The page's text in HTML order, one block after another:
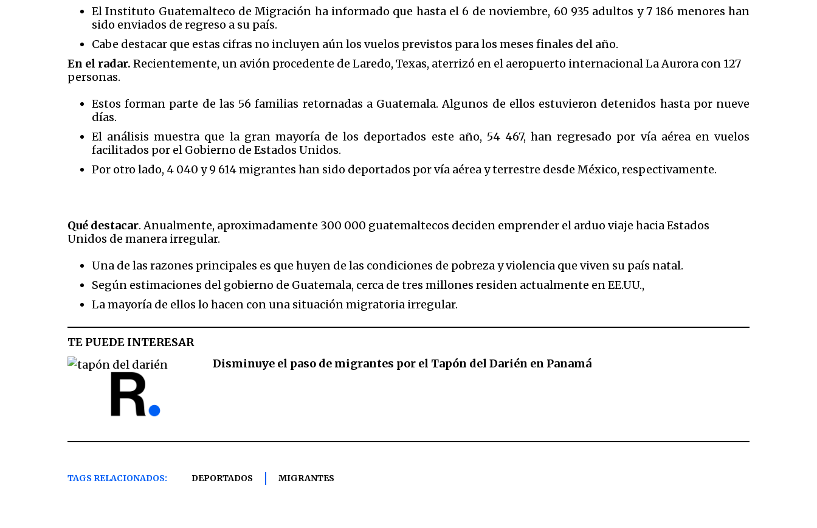
El Instituto Guatemalteco de Migración ha informado que hasta el 6 de noviembre, 60 935 adultos y 7 186 menores han
sido enviados de regreso a su país.
Cabe destacar que estas cifras no incluyen aún los vuelos previstos para los meses finales del año.
En el radar. Recientemente, un avión procedente de Laredo, Texas, aterrizó en el aeropuerto internacional La Aurora con 127
personas.
Estos forman parte de las 56 familias retornadas a Guatemala. Algunos de ellos estuvieron detenidos hasta por nueve
días.
El análisis muestra que la gran mayoría de los deportados este año, 54 467, han regresado por vía aérea en vuelos
facilitados por el Gobierno de Estados Unidos.
Por otro lado, 4 040 y 9 614 migrantes han sido deportados por vía aérea y terrestre desde México, respectivamente.
Qué destacar. Anualmente, aproximadamente 300 000 guatemaltecos deciden emprender el arduo viaje hacia Estados
Unidos de manera irregular.
Una de las razones principales es que huyen de las condiciones de pobreza y violencia que viven su país natal.
Según estimaciones del gobierno de Guatemala, cerca de tres millones residen actualmente en EE.UU.,
La mayoría de ellos lo hacen con una situación migratoria irregular.
TE PUEDE INTERESAR
Disminuye el paso de migrantes por el Tapón del Darién en Panamá
TAGS RELACIONADOS: DEPORTADOS MIGRANTES